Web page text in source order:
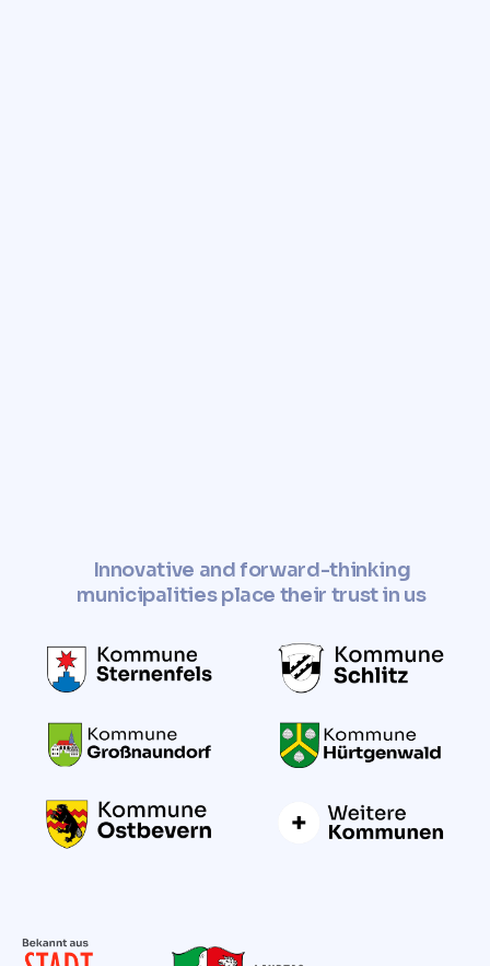
Innovative and forward-thinking
municipalities place their trust in us